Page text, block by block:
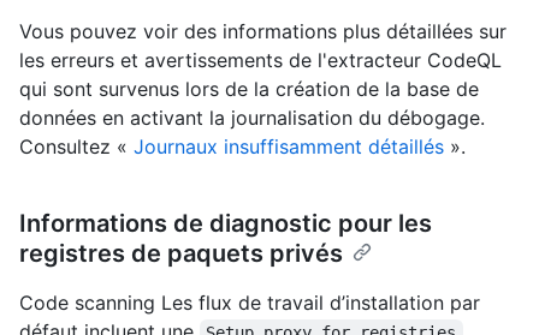
Vous pouvez voir des informations plus détaillées sur
les erreurs et avertissements de l'extracteur CodeQL
qui sont survenus lors de la création de la base de
données en activant la journalisation du débogage.
Consultez « Journaux insuffisamment détaillés ».
Informations de diagnostic pour les
registres de paquets privés
Code scanning Les flux de travail d’installation par